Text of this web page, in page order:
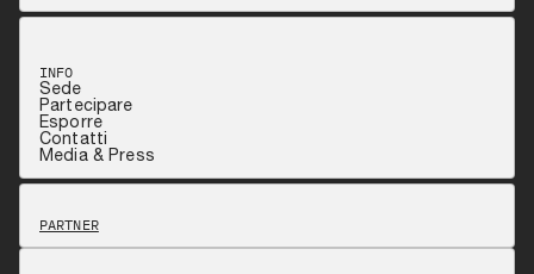
INFO
Sede
Partecipare
Esporre
Contatti
Media & Press
PARTNER